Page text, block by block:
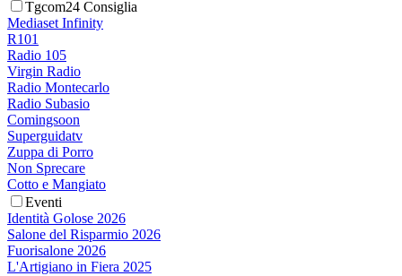
Tgcom24 Consiglia
Mediaset Infinity
R101
Radio 105
Virgin Radio
Radio Montecarlo
Radio Subasio
Comingsoon
Superguidatv
Zuppa di Porro
Non Sprecare
Cotto e Mangiato
Eventi
Identità Golose 2026
Salone del Risparmio 2026
Fuorisalone 2026
L'Artigiano in Fiera 2025